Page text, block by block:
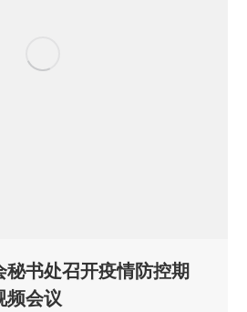
秘书处召开疫情防控期
频会议